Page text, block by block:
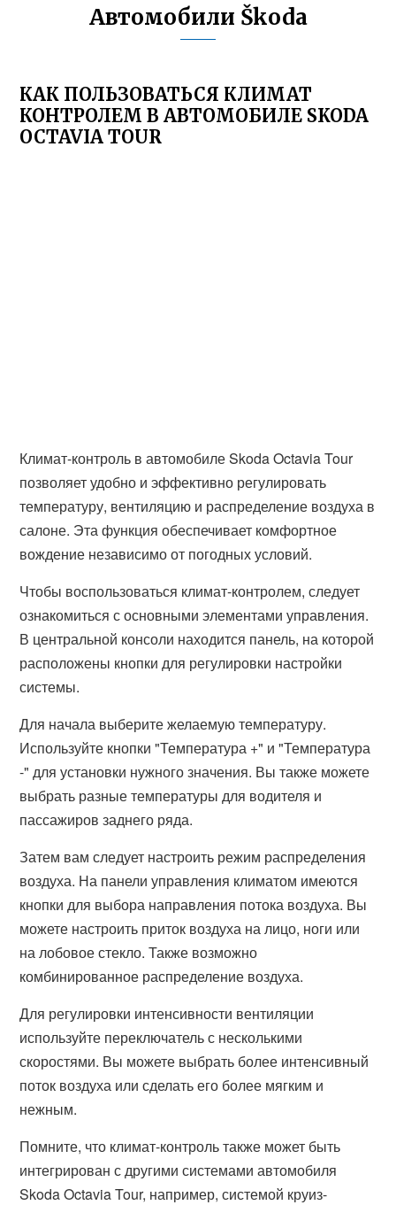
Автомобили Škoda
КАК ПОЛЬЗОВАТЬСЯ КЛИМАТ
КОНТРОЛЕМ В АВТОМОБИЛЕ SKODA
OCTAVIA TOUR
Климат-контроль в автомобиле Skoda Octavia Tour
позволяет удобно и эффективно регулировать
температуру, вентиляцию и распределение воздуха в
салоне. Эта функция обеспечивает комфортное
вождение независимо от погодных условий.
Чтобы воспользоваться климат-контролем, следует
ознакомиться с основными элементами управления.
В центральной консоли находится панель, на которой
расположены кнопки для регулировки настройки
системы.
Для начала выберите желаемую температуру.
Используйте кнопки "Температура +" и "Температура
-" для установки нужного значения. Вы также можете
выбрать разные температуры для водителя и
пассажиров заднего ряда.
Затем вам следует настроить режим распределения
воздуха. На панели управления климатом имеются
кнопки для выбора направления потока воздуха. Вы
можете настроить приток воздуха на лицо, ноги или
на лобовое стекло. Также возможно
комбинированное распределение воздуха.
Для регулировки интенсивности вентиляции
используйте переключатель с несколькими
скоростями. Вы можете выбрать более интенсивный
поток воздуха или сделать его более мягким и
нежным.
Помните, что климат-контроль также может быть
интегрирован с другими системами автомобиля
Skoda Octavia Tour, например, системой круиз-